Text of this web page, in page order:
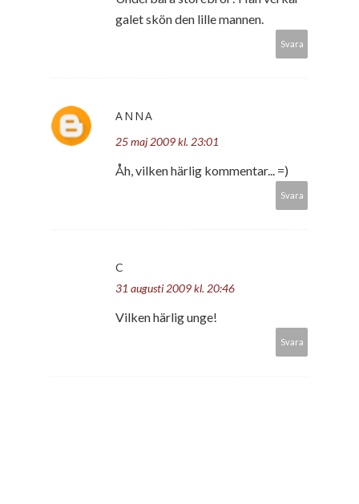
galet skön den lille mannen.
Svara
ANNA
25 maj 2009 kl. 23:01
Åh, vilken härlig kommentar... =)
Svara
C
31 augusti 2009 kl. 20:46
Vilken härlig unge!
Svara